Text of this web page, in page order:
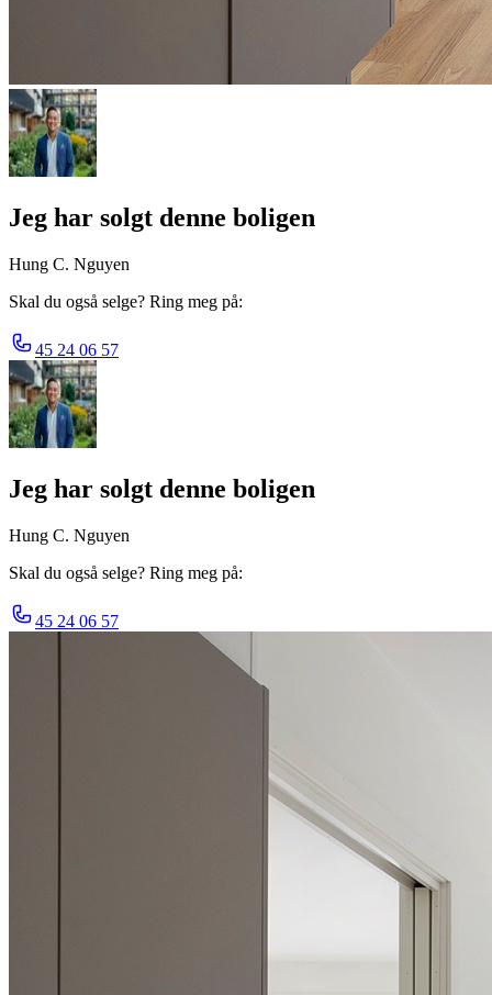
Jeg har solgt denne boligen
Hung C. Nguyen
Skal du også selge? Ring meg på:
45 24 06 57
Jeg har solgt denne boligen
Hung C. Nguyen
Skal du også selge? Ring meg på:
45 24 06 57